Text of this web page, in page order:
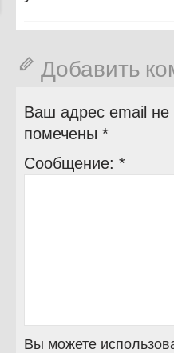
Добавить
Ваш адрес email не
помечены *
Сообщение: *
Вы можете